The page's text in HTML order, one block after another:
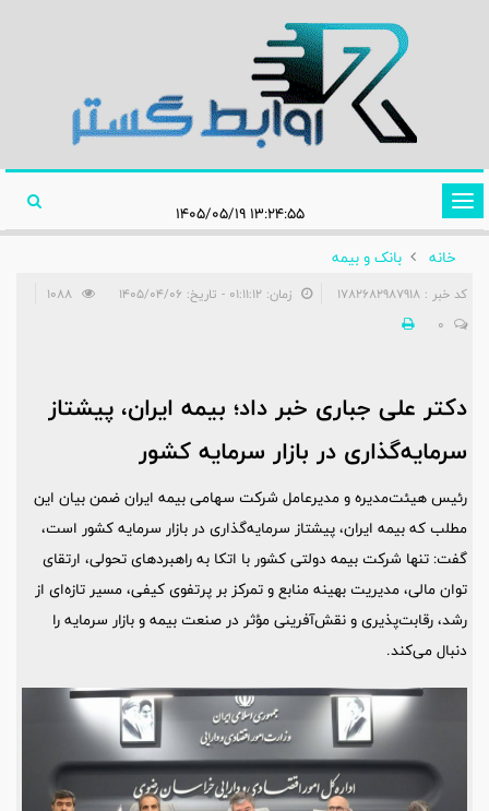
تغییر
وضعیت
ناوبری
۱۳:۲۴:۵۵ ۱۴۰۵/۰۵/۱۹
خانه
بانک و بیمه
کد خبر : 1782682987918 زمان: ۰۱:۱۱:۱۲ - تاریخ: ۱۴۰۵/۰۴/۰۶
0
دکتر علی جباری خبر داد؛ بیمه ایران، پیشتاز
سرمایه‌گذاری در بازار سرمایه کشور
رئیس هیئت‌مدیره و مدیرعامل شرکت سهامی بیمه ایران ضمن بیان این
مطلب که بیمه ایران، پیشتاز سرمایه‌گذاری در بازار سرمایه کشور است،
گفت: تنها شرکت بیمه دولتی کشور با اتکا به راهبردهای تحولی، ارتقای
توان مالی، مدیریت بهینه منابع و تمرکز بر پرتفوی کیفی، مسیر تازه‌ای از
رشد، رقابت‌پذیری و نقش‌آفرینی مؤثر در صنعت بیمه و بازار سرمایه را
دنبال می‌کند.